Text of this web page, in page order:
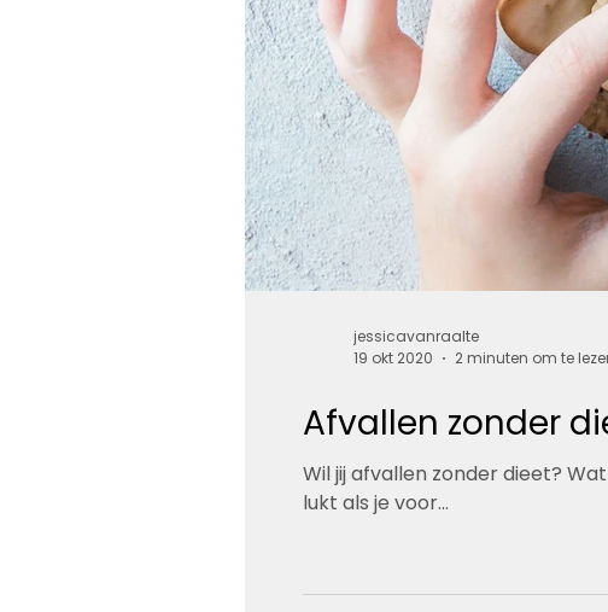
Afvallen zonder
Wil jij afvallen zonder dieet?
lukt als je voor...
jessicavanraalte
19 okt 2020
2 minuten om te